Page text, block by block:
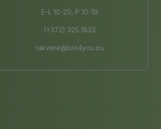
E-L 10-20, P 10-19
(+372) 325 1833
rakvere@bio4you.eu